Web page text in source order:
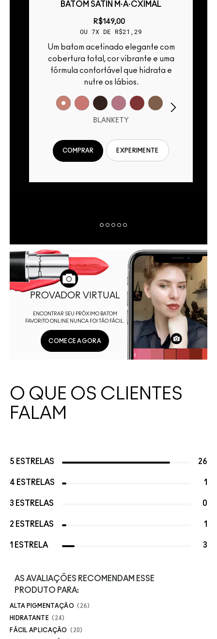
BATOM SATIN M·A·CXIMAL
R$149,00
OU 7X DE R$21,29
Um batom acetinado elegante com
cobertura total, cor vibrante e uma
fórmula confortável que hidrata e
nutre os lábios.
BLANKETY
COMPRAR EXPERIMENTE
PROVADOR VIRTUAL
ENCONTRAR SEU PRÓXIMO BATOM
FAVORITO ONLINE NUNCA FOI TÃO FÁCIL.
COMECE AGORA
O QUE OS CLIENTES
FALAM
5 ESTRELAS 26
4 ESTRELAS 1
3 ESTRELAS 0
2 ESTRELAS 1
1 ESTRELA 3
AS AVALIAÇÕES RECOMENDAM ESSE
PRODUTO PARA:
ALTA PIGMENTAÇÃO 26
HIDRATANTE 24
FÁCIL APLICAÇÃO 20